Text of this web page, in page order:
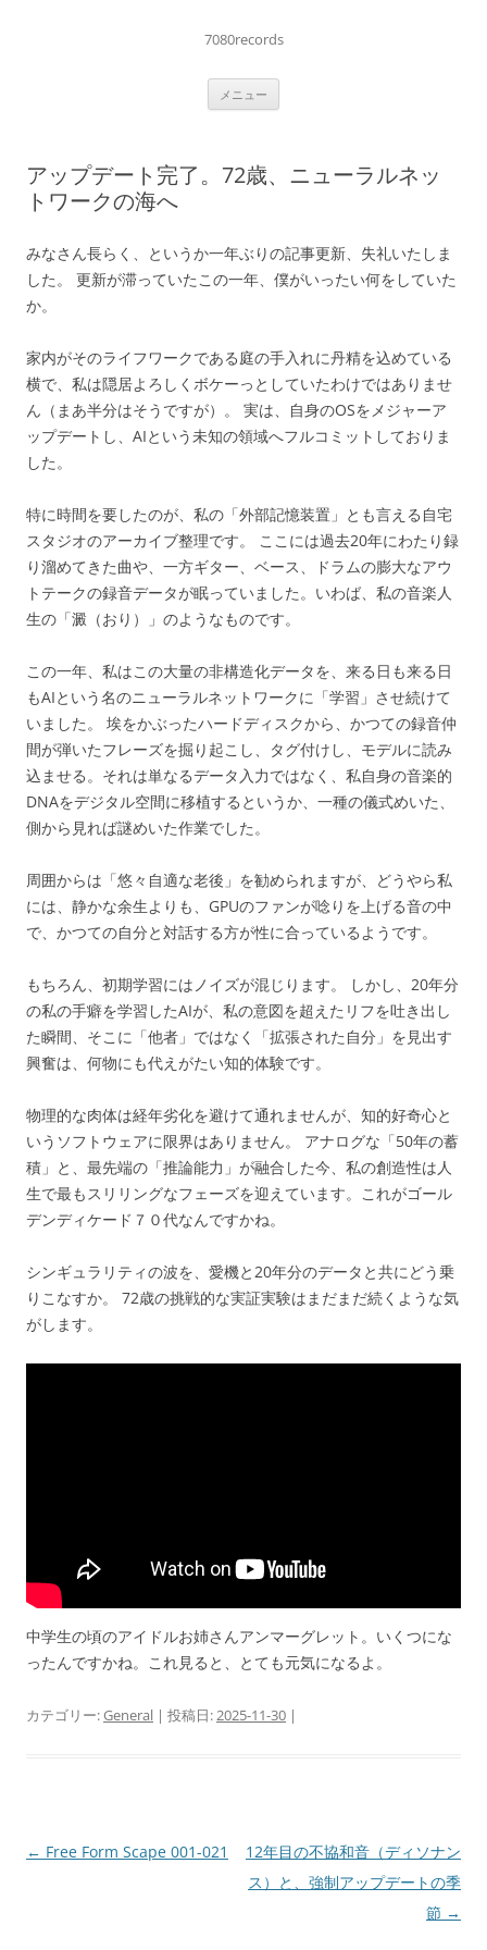
7080records
メニュー
アップデート完了。72歳、ニューラルネッ
トワークの海へ
みなさん長らく、というか一年ぶりの記事更新、失礼いたしま
した。 更新が滞っていたこの一年、僕がいったい何をしていた
か。
家内がそのライフワークである庭の手入れに丹精を込めている
横で、私は隠居よろしくボケーっとしていたわけではありませ
ん（まあ半分はそうですが）。 実は、自身のOSをメジャーア
ップデートし、AIという未知の領域へフルコミットしておりま
した。
特に時間を要したのが、私の「外部記憶装置」とも言える自宅
スタジオのアーカイブ整理です。 ここには過去20年にわたり録
り溜めてきた曲や、一方ギター、ベース、ドラムの膨大なアウ
トテークの録音データが眠っていました。いわば、私の音楽人
生の「澱（おり）」のようなものです。
この一年、私はこの大量の非構造化データを、来る日も来る日
もAIという名のニューラルネットワークに「学習」させ続けて
いました。 埃をかぶったハードディスクから、かつての録音仲
間が弾いたフレーズを掘り起こし、タグ付けし、モデルに読み
込ませる。それは単なるデータ入力ではなく、私自身の音楽的
DNAをデジタル空間に移植するというか、一種の儀式めいた、
側から見れば謎めいた作業でした。
周囲からは「悠々自適な老後」を勧められますが、どうやら私
には、静かな余生よりも、GPUのファンが唸りを上げる音の中
で、かつての自分と対話する方が性に合っているようです。
もちろん、初期学習にはノイズが混じります。 しかし、20年分
の私の手癖を学習したAIが、私の意図を超えたリフを吐き出し
た瞬間、そこに「他者」ではなく「拡張された自分」を見出す
興奮は、何物にも代えがたい知的体験です。
物理的な肉体は経年劣化を避けて通れませんが、知的好奇心と
いうソフトウェアに限界はありません。 アナログな「50年の蓄
積」と、最先端の「推論能力」が融合した今、私の創造性は人
生で最もスリリングなフェーズを迎えています。これがゴール
デンディケード７０代なんですかね。
シンギュラリティの波を、愛機と20年分のデータと共にどう乗
りこなすか。 72歳の挑戦的な実証実験はまだまだ続くような気
がします。
中学生の頃のアイドルお姉さんアンマーグレット。いくつにな
ったんですかね。これ見ると、とても元気になるよ。
カテゴリー:General | 投稿日:2025-11-30 |
投
← Free Form Scape 001-021
12年目の不協和音（ディソナン
ス）と、強制アップデートの季
節 →